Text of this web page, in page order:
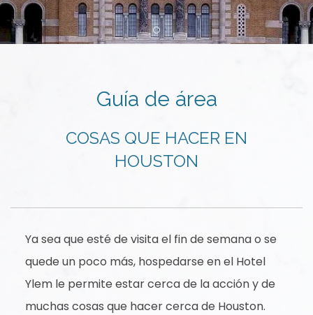
Item 1
Guía de área
COSAS QUE HACER EN
HOUSTON
Ya sea que esté de visita el fin de semana o se
quede un poco más, hospedarse en el Hotel
Ylem le permite estar cerca de la acción y de
muchas cosas que hacer cerca de Houston.